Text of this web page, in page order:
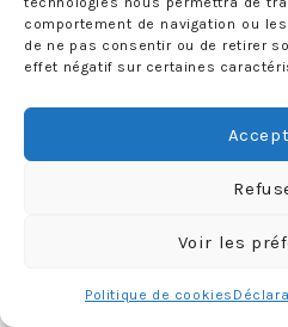
comportement de navigation ou
de ne pas consentir ou de retirer
effet négatif sur certaines
Voir les
Politique de cookies